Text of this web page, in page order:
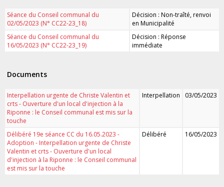
Séance du Conseil communal du
02/05/2023 (N° CC22-23_18)
Décision : Non-traîté, renvoi
en Municipalité
Séance du Conseil communal du
16/05/2023 (N° CC22-23_19)
Décision : Réponse
immédiate
Documents
Interpellation urgente de Christe Valentin et
crts - Ouverture d'un local d'injection à la
Riponne : le Conseil communal est mis sur la
touche
Interpellation 03/05/2023
Délibéré 19e séance CC du 16.05.2023 -
Adoption - Interpellation urgente de Christe
Valentin et crts - Ouverture d'un local
d'injection à la Riponne : le Conseil communal
est mis sur la touche
Délibéré 16/05/2023